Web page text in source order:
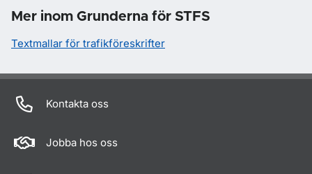
Mer inom Grunderna för STFS
Textmallar för trafikföreskrifter
Kontakta oss
Jobba hos oss